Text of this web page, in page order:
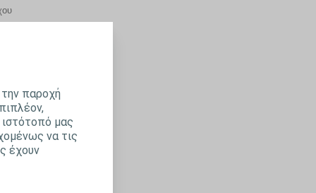
παροχή
μας
να τις
έχουν